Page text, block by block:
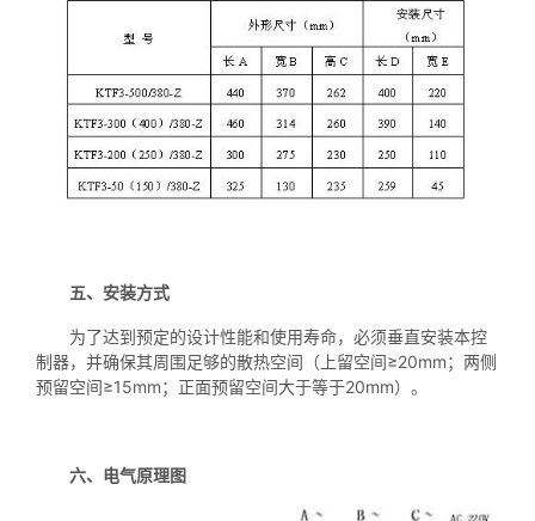
五、安装方式
为了达到预定的设计性能和使用寿命，必须垂直安装本控
制器，并确保其周围足够的散热空间（上留空间≥20mm；两侧
预留空间≥15mm；正面预留空间大于等于20mm）。
六、电气原理图